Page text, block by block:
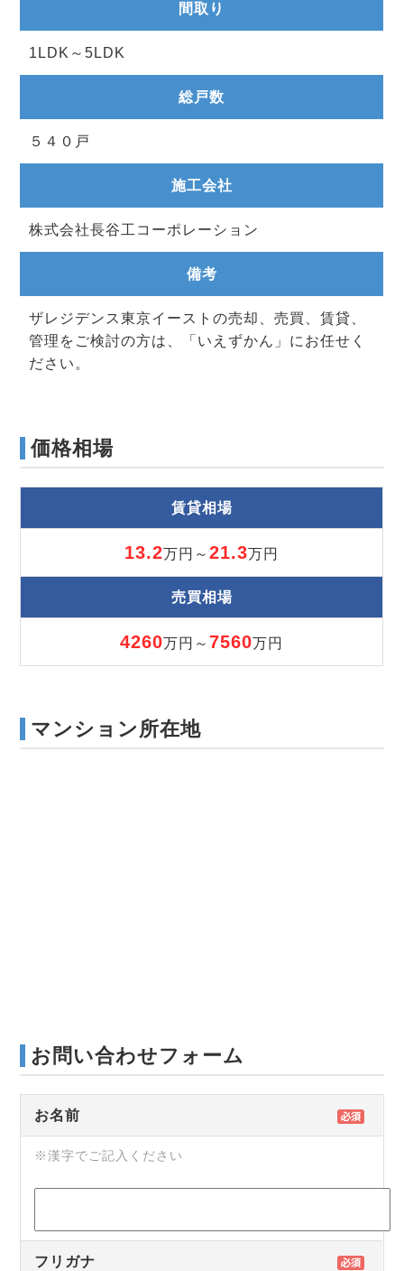
間取り
1LDK～5LDK
総戸数
５４０戸
施工会社
株式会社長谷工コーポレーション
備考
ザレジデンス東京イーストの売却、売買、賃貸、
管理をご検討の方は、「いえずかん」にお任せく
ださい。
価格相場
賃貸相場
13.2万円～21.3万円
売買相場
4260万円～ 7560万円
マンション所在地
お問い合わせフォーム
お名前
※漢字でご記入ください
フリガナ